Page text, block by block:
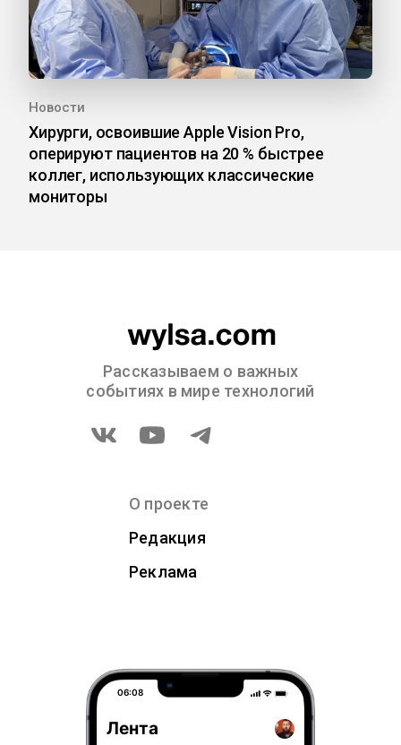
Новости
Хирурги, освоившие Apple Vision Pro,
оперируют пациентов на 20 % быстрее
коллег, использующих классические
мониторы
Рассказываем о важных
событиях в мире технологий
О проекте
Редакция
Реклама
06:08
Лента